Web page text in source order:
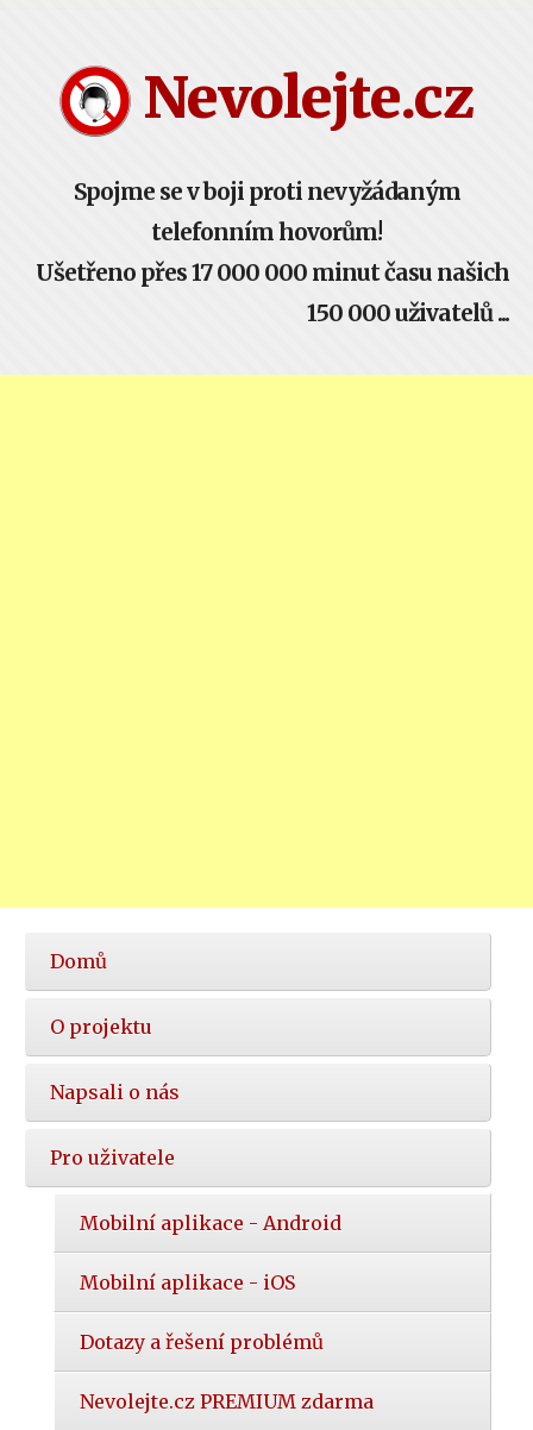
Nevolejte.cz
Spojme se v boji proti nevyžádaným
telefonním hovorům!
Ušetřeno přes 17 000 000 minut času našich
150 000 uživatelů ...
Hlavní
nabídka
Domů
O projektu
Napsali o nás
Pro uživatele
Mobilní aplikace - Android
Mobilní aplikace - iOS
Dotazy a řešení problémů
Nevolejte.cz PREMIUM zdarma